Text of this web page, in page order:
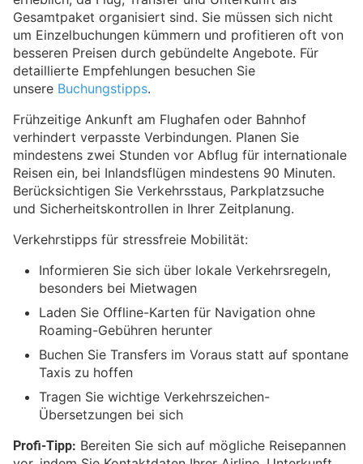
Gesamtpaket organisiert sind. Sie müssen sich nicht
um Einzelbuchungen kümmern und profitieren oft von
besseren Preisen durch gebündelte Angebote. Für
detaillierte Empfehlungen besuchen Sie
unsere Buchungstipps.
Frühzeitige Ankunft am Flughafen oder Bahnhof
verhindert verpasste Verbindungen. Planen Sie
mindestens zwei Stunden vor Abflug für internationale
Reisen ein, bei Inlandsflügen mindestens 90 Minuten.
Berücksichtigen Sie Verkehrsstaus, Parkplatzsuche
und Sicherheitskontrollen in Ihrer Zeitplanung.
Verkehrstipps für stressfreie Mobilität:
Informieren Sie sich über lokale Verkehrsregeln,
besonders bei Mietwagen
Laden Sie Offline-Karten für Navigation ohne
Roaming-Gebühren herunter
Buchen Sie Transfers im Voraus statt auf spontane
Taxis zu hoffen
Tragen Sie wichtige Verkehrszeichen-
Übersetzungen bei sich
Profi-Tipp: Bereiten Sie sich auf mögliche Reisepannen